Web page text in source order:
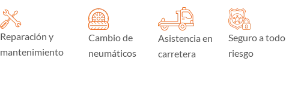
Reparación y
mantenimiento
Cambio de
neumáticos
Asistencia en
carretera
Seguro a todo
riesgo